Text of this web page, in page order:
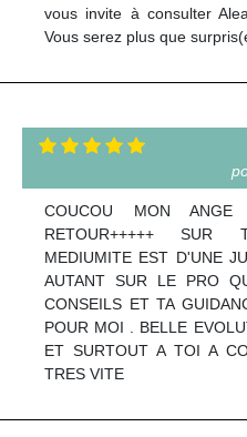
vous invite à consulter
Vous serez plus que
COUCOU MON ANGE
RETOUR+++++ SUR
MEDIUMITE EST D'UNE
AUTANT SUR LE PRO
CONSEILS ET TA
POUR MOI . BELLE
ET SURTOUT A TOI A
TRES VITE